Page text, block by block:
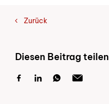
Zurück
Diesen Beitrag teilen